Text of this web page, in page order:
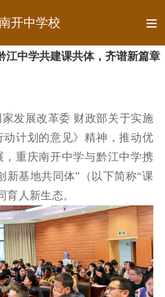
开中学校
江中学共建课共体，齐谱新篇章
发展改革委 财政部关于实施
计划的意见》精神，推动优
重庆南开中学与黔江中学携
新基地共同体”（以下简称“课
育人新生态。